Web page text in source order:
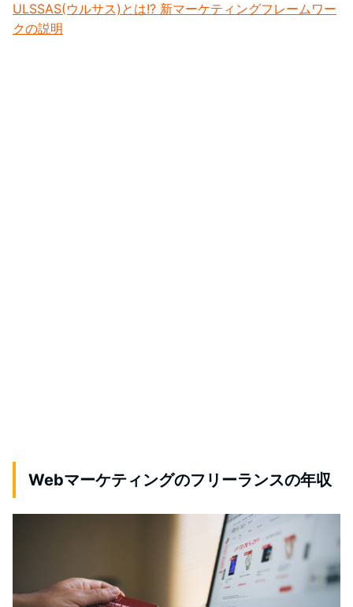
ULSSAS(ウルサス)とは!? 新マーケティングフレームワー
クの説明
Webマーケティングのフリーランスの年収